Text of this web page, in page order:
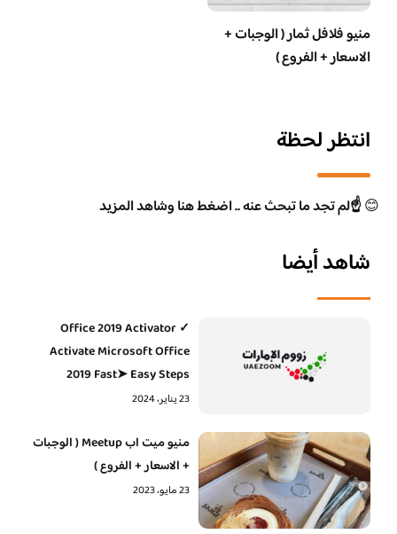
منيو فلافل ثمار ( الوجبات +
الاسعار + الفروع )
انتظر لحظة
😊☝️لم تجد ما تبحث عنه .. اضغط هنا وشاهد المزيد
شاهد أيضا
Office 2019 Activator ✓
Activate Microsoft Office
2019 Fast➤ Easy Steps
23 يناير، 2024
منيو ميت اب Meetup ( الوجبات
+ الاسعار + الفروع )
23 مايو، 2023